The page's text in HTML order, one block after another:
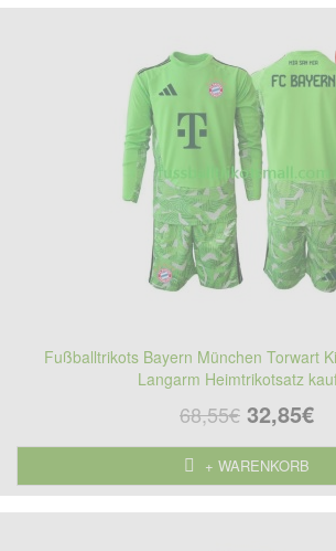
Fußballtrikots Bayern München Torwart
Langarm Heimtrikotsatz
68,55€ 32,85€
+ WARENKORB